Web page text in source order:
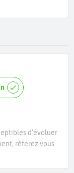
d’évoluer
référez vous